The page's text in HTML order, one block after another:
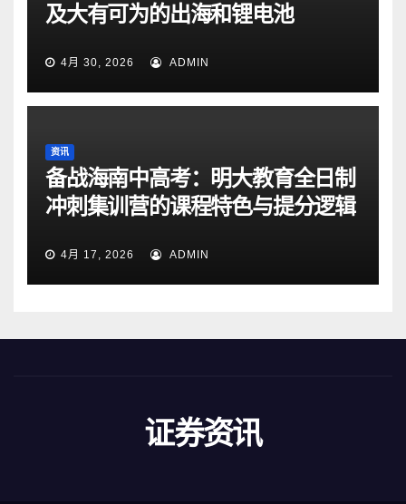
及大有可为的出海和锂电池
4月 30, 2026 ADMIN
资讯
备战海南中高考：明大教育全日制
冲刺集训营的课程特色与提分逻辑
4月 17, 2026 ADMIN
证券资讯